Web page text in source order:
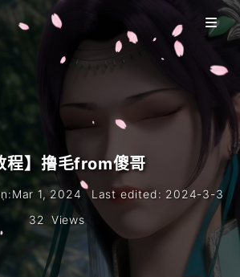
程】撸毛from傻哥
:Mar 1, 2024 Last edited: 2024-3-3
32 Views